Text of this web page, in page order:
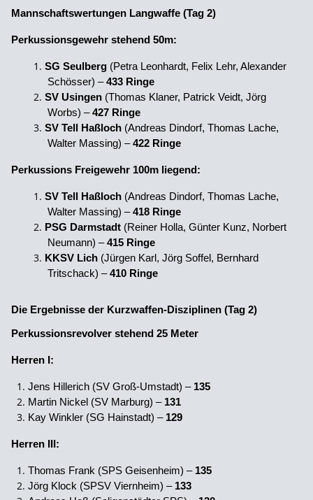
Mannschaftswertungen Langwaffe (Tag 2)
Perkussionsgewehr stehend 50m:
SG Seulberg (Petra Leonhardt, Felix Lehr, Alexander
Schösser) –433 Ringe
SV Usingen (Thomas Klaner, Patrick Veidt, Jörg
Worbs) –427 Ringe
SV Tell Haßloch (Andreas Dindorf, Thomas Lache,
Walter Massing) –422 Ringe
Perkussions Freigewehr 100m liegend:
SV Tell Haßloch (Andreas Dindorf, Thomas Lache,
Walter Massing) –418 Ringe
PSG Darmstadt (Reiner Holla, Günter Kunz, Norbert
Neumann) –415 Ringe
KKSV Lich (Jürgen Karl, Jörg Soffel, Bernhard
Tritschack) –410 Ringe
Die Ergebnisse der Kurzwaffen-Disziplinen (Tag 2)
Perkussionsrevolver stehend 25 Meter
Herren I:
Jens Hillerich (SV Groß-Umstadt) – 135
Martin Nickel (SV Marburg) – 131
Kay Winkler (SG Hainstadt) – 129
Herren III:
Thomas Frank (SPS Geisenheim) – 135
Jörg Klock (SPSV Viernheim) – 133